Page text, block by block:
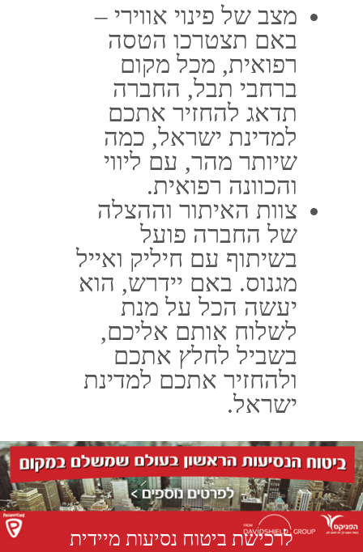
וחמישים דולר בכרטיס
הנטען עבור קניית הציוד
שחסר לכם.
טלפון: 03-5107777
נייד: 050-5346371
מייל: LIOR@LIOR-INS.CO.IL
ישראל
ימי פעילות: א' - ה' שעת פתיחה:
08:00 שעת סגירה: 18:00
פספורטכארד
ביטוח נסיעות לחול
ביטוח טיסה
חברת ביטוח פספורטכארד
ביטוח רפואי לחו"ל
האתר נבנה ע"י קידום פלוס
בניית אתרים וקידום אתרים